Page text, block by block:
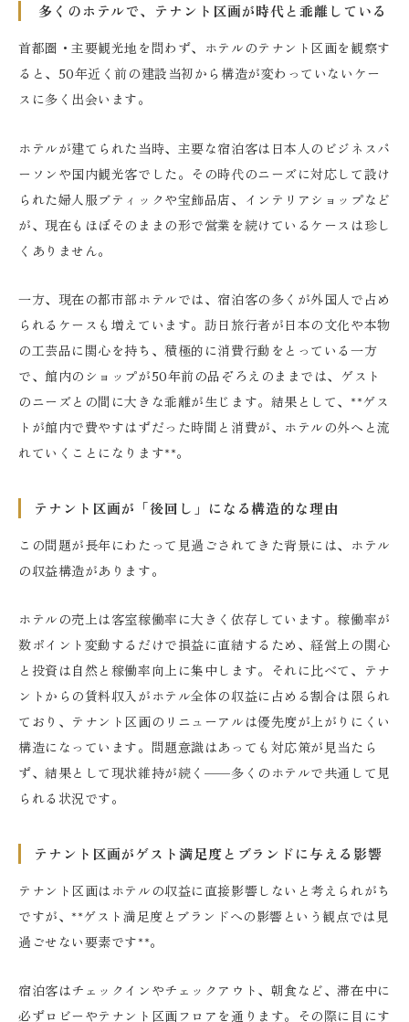
多くのホテルで、テナント区画が時代と乖離している
首都圏・主要観光地を問わず、ホテルのテナント区画を観察す
ると、50年近く前の建設当初から構造が変わっていないケー
スに多く出会います。
ホテルが建てられた当時、主要な宿泊客は日本人のビジネスパ
ーソンや国内観光客でした。その時代のニーズに対応して設け
られた婦人服ブティックや宝飾品店、インテリアショップなど
が、現在もほぼそのままの形で営業を続けているケースは珍し
くありません。
一方、現在の都市部ホテルでは、宿泊客の多くが外国人で占め
られるケースも増えています。訪日旅行者が日本の文化や本物
の工芸品に関心を持ち、積極的に消費行動をとっている一方
で、館内のショップが50年前の品ぞろえのままでは、ゲスト
のニーズとの間に大きな乖離が生じます。結果として、**ゲス
トが館内で費やすはずだった時間と消費が、ホテルの外へと流
れていくことになります**。
テナント区画が「後回し」になる構造的な理由
この問題が長年にわたって見過ごされてきた背景には、ホテル
の収益構造があります。
ホテルの売上は客室稼働率に大きく依存しています。稼働率が
数ポイント変動するだけで損益に直結するため、経営上の関心
と投資は自然と稼働率向上に集中します。それに比べて、テナ
ントからの賃料収入がホテル全体の収益に占める割合は限られ
ており、テナント区画のリニューアルは優先度が上がりにくい
構造になっています。問題意識はあっても対応策が見当たら
ず、結果として現状維持が続く——多くのホテルで共通して見
られる状況です。
テナント区画がゲスト満足度とブランドに与える影響
テナント区画はホテルの収益に直接影響しないと考えられがち
ですが、**ゲスト満足度とブランドへの影響という観点では見
過ごせない要素です**。
宿泊客はチェックインやチェックアウト、朝食など、滞在中に
必ずロビーやテナント区画フロアを通ります。その際に目にす